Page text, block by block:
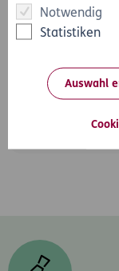
Notwendig
Statistiken
Auswahl
Rechtsschutz
Kärnten Vollzeit
Mehr erfahren